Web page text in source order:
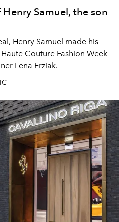
Samuel, the son
Henry Samuel made his
Couture Fashion Week
Lena Erziak.